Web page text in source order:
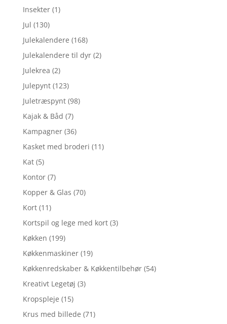
Insekter (1)
Jul (130)
Julekalendere (168)
Julekalendere til dyr (2)
Julekrea (2)
Julepynt (123)
Juletræspynt (98)
Kajak & Båd (7)
Kampagner (36)
Kasket med broderi (11)
Kat (5)
Kontor (7)
Kopper & Glas (70)
Kort (11)
Kortspil og lege med kort (3)
Køkken (199)
Køkkenmaskiner (19)
Køkkenredskaber & Køkkentilbehør (54)
Kreativt Legetøj (3)
Kropspleje (15)
Krus med billede (71)